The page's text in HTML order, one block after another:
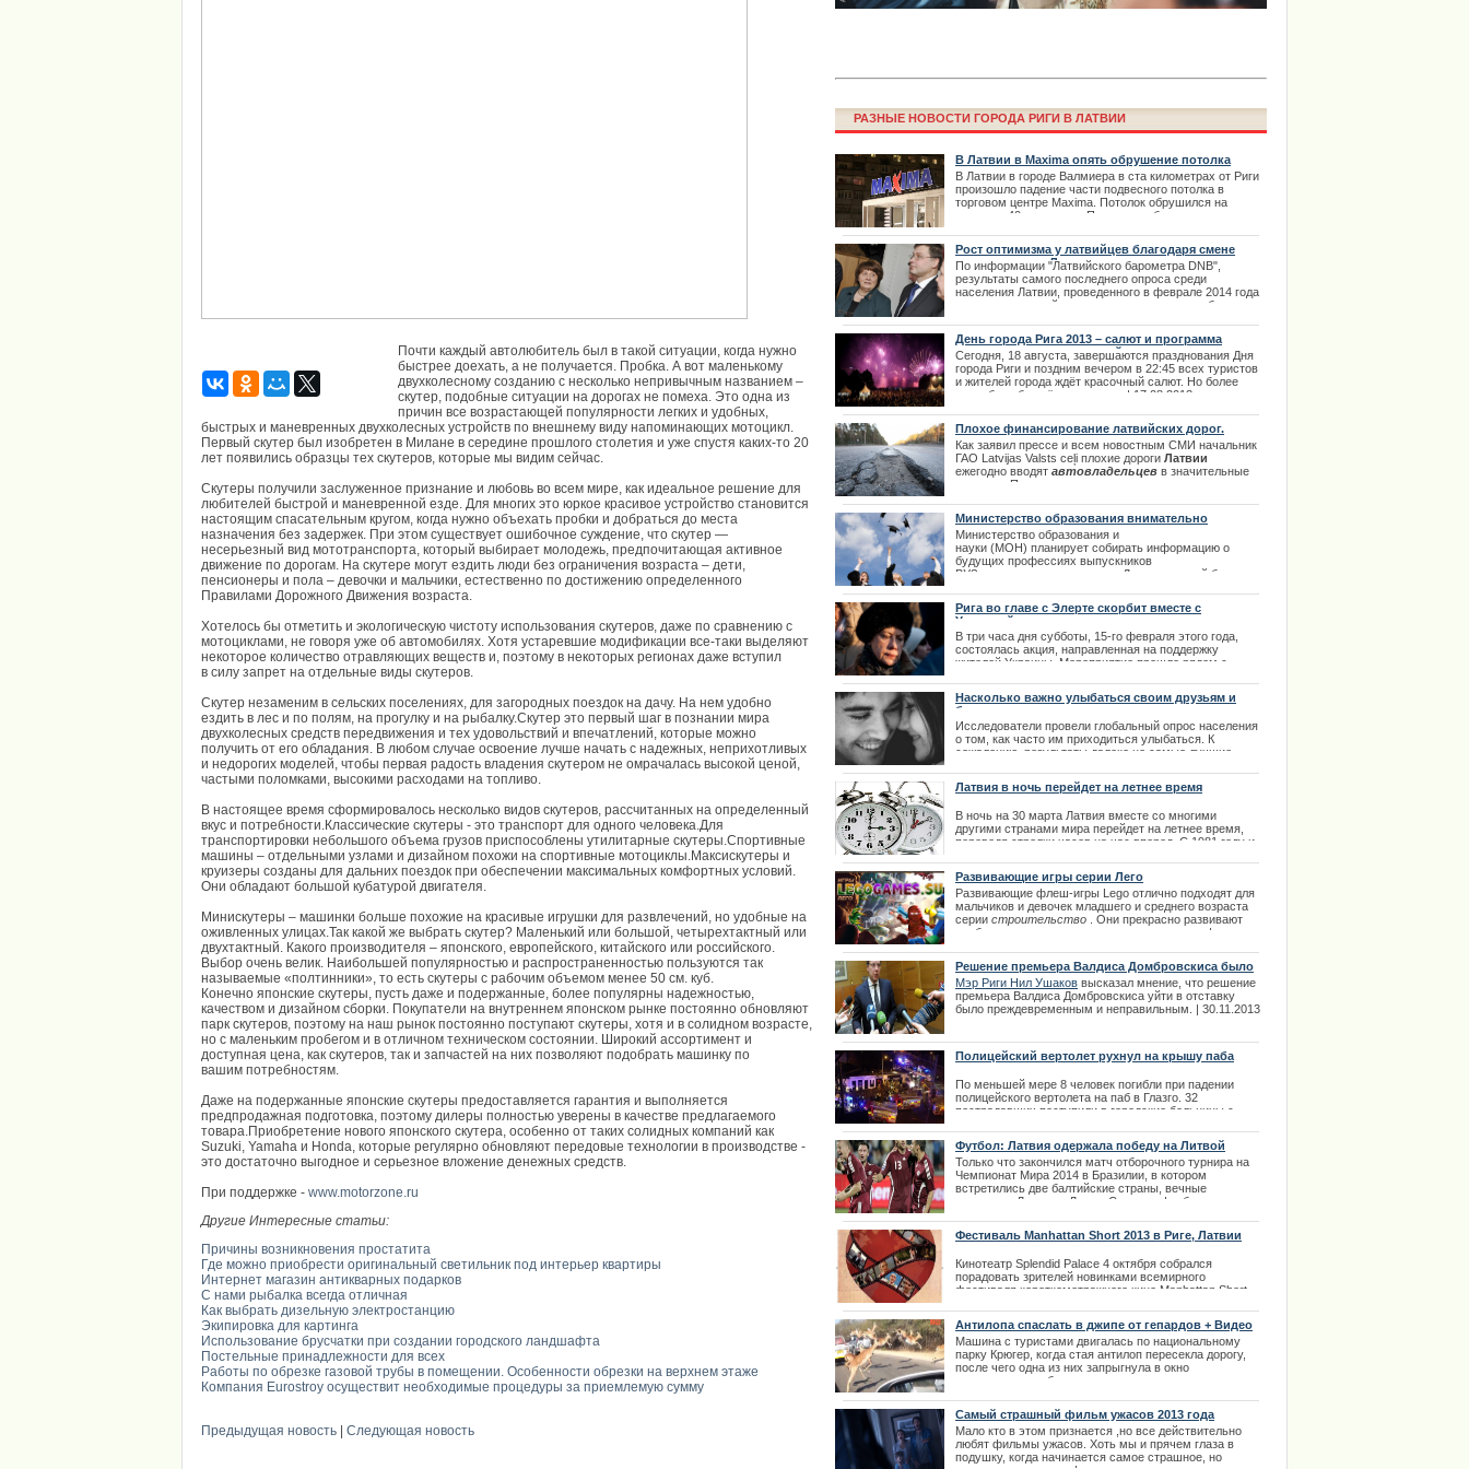
Почти каждый автолюбитель был в такой ситуации, когда нужно
быстрее доехать, а не получается. Пробка. А вот маленькому
двухколесному созданию с несколько непривычным названием –
скутер, подобные ситуации на дорогах не помеха. Это одна из
причин все возрастающей популярности легких и удобных,
быстрых и маневренных двухколесных устройств по внешнему виду напоминающих мотоцикл.
Первый скутер был изобретен в Милане в середине прошлого столетия и уже спустя каких-то 20
лет появились образцы тех скутеров, которые мы видим сейчас.
Скутеры получили заслуженное признание и любовь во всем мире, как идеальное решение для
любителей быстрой и маневренной езде. Для многих это юркое красивое устройство становится
настоящим спасательным кругом, когда нужно объехать пробки и добраться до места
назначения без задержек. При этом существует ошибочное суждение, что скутер —
несерьезный вид мототранспорта, который выбирает молодежь, предпочитающая активное
движение по дорогам. На скутере могут ездить люди без ограничения возраста – дети,
пенсионеры и пола – девочки и мальчики, естественно по достижению определенного
Правилами Дорожного Движения возраста.
Хотелось бы отметить и экологическую чистоту использования скутеров, даже по сравнению с
мотоциклами, не говоря уже об автомобилях. Хотя устаревшие модификации все-таки выделяют
некоторое количество отравляющих веществ и, поэтому в некоторых регионах даже вступил
в силу запрет на отдельные виды скутеров.
Скутер незаменим в сельских поселениях, для загородных поездок на дачу. На нем удобно
ездить в лес и по полям, на прогулку и на рыбалку.Скутер это первый шаг в познании мира
двухколесных средств передвижения и тех удовольствий и впечатлений, которые можно
получить от его обладания. В любом случае освоение лучше начать с надежных, неприхотливых
и недорогих моделей, чтобы первая радость владения скутером не омрачалась высокой ценой,
частыми поломками, высокими расходами на топливо.
В настоящее время сформировалось несколько видов скутеров, рассчитанных на определенный
вкус и потребности.Классические скутеры - это транспорт для одного человека.Для
транспортировки небольшого объема грузов приспособлены утилитарные скутеры.Спортивные
машины – отдельными узлами и дизайном похожи на спортивные мотоциклы.Максискутеры и
круизеры созданы для дальних поездок при обеспечении максимальных комфортных условий.
Они обладают большой кубатурой двигателя.
Минискутеры – машинки больше похожие на красивые игрушки для развлечений, но удобные на
оживленных улицах.Так какой же выбрать скутер? Маленький или большой, четырехтактный или
двухтактный. Какого производителя – японского, европейского, китайского или российского.
Выбор очень велик. Наибольшей популярностью и распространенностью пользуются так
называемые «полтинники», то есть скутеры с рабочим объемом менее 50 см. куб.
Конечно японские скутеры, пусть даже и подержанные, более популярны надежностью,
качеством и дизайном сборки. Покупатели на внутреннем японском рынке постоянно обновляют
парк скутеров, поэтому на наш рынок постоянно поступают скутеры, хотя и в солидном возрасте,
но с маленьким пробегом и в отличном техническом состоянии. Широкий ассортимент и
доступная цена, как скутеров, так и запчастей на них позволяют подобрать машинку по
вашим потребностям.
Даже на подержанные японские скутеры предоставляется гарантия и выполняется
предпродажная подготовка, поэтому дилеры полностью уверены в качестве предлагаемого
товара.Приобретение нового японского скутера, особенно от таких солидных компаний как
Suzuki, Yamaha и Honda, которые регулярно обновляют передовые технологии в производстве -
это достаточно выгодное и серьезное вложение денежных средств.
При поддержке - www.motorzone.ru
Другие Интересные статьи:
Причины возникновения простатита
Где можно приобрести оригинальный светильник под интерьер квартиры
Интернет магазин антикварных подарков
С нами рыбалка всегда отличная
Как выбрать дизельную электростанцию
Экипировка для картинга
Использование брусчатки при создании городского ландшафта
Постельные принадлежности для всех
Работы по обрезке газовой трубы в помещении. Особенности обрезки на верхнем этаже
Компания Eurostroy осуществит необходимые процедуры за приемлемую сумму
Предыдущая новость Следующая новость
Фестиваль Laima Rendezvous Jūrmala будет
перенесен
Как получить права в Риге с автошколой
Престо
Лайма Вайкуле обратилась к поклонникам
фестиваля Laima Rendezvous Jūrmala
Бюро вакцинации извинилось за нарушение
очереди
РАЗНЫЕ НОВОСТИ ГОРОДА РИГИ В ЛАТВИИ
В Латвии в Maxima опять обрушение потолка
В Латвии в городе Валмиера в ста километрах от Риги
произошло падение части подвесного потолка в
торговом центре Maxima. Потолок обрушился на
площади 40 кв.метров. Пресс-служба
(ГПСС) республики заявила, что жертв и получивших
травмы нет. | 16.01.2014
Рост оптимизма у латвийцев благодаря смене
правительства Латвии
По информации "Латвийского барометра DNB",
результаты самого последнего опроса среди
населения Латвии, проведенного в феврале 2014 года
в связи со сменой правительства, являются более,
28.02.2014
День города Рига 2013 – салют и программа
мероприятия на последний день
Сегодня 18 августа завершаются празднования Дня
города Риги и поздним вечером в 22:45 всех туристов
и жителей города ждёт красочный салют. Но более
подробно
обо всём . | 17.08.2013
Плохое финансирование латвийских дорог.
Как заявил прессе и всем новостным СМИ начальник
ГАО Latvijas Valsts ceļi плохие дороги Латвии
ежегодно вводят автовладельцев в значительные
расходы. По определенным расчетам эта сумма
работы правительство выделяет очень мало
финансов. Далее в полном обзоре. | 19.04.2014
Министерство образования внимательно
отследит доходы студентов-выпускников
Министерство образования и
науки (МОН) планирует собирать информацию о
будущих профессиях выпускников
ВУЗов и их уровнях доходов. Для этих целей будет
| 07.04.2014
Рига во главе с Элерте скорбит вместе с
Украиной
В три часа дня субботы, 15-го февраля этого года,
состоялась акция, направленная на поддержку
жителей Украины. Мероприятие прошло рядом с
| 14.02.2014
Насколько важно улыбаться своим друзьям и
близким
Исследователи провели глобальный опрос населения
о том, как часто им приходиться улыбаться. К
сожалению, результаты далеко не самые лучшие.
| 12.05.2013
Латвия в ночь перейдет на летнее время
В ночь на 30 марта Латвия вместе со многими
другими странами мира перейдет на летнее время,
переведя стрелки часов на час вперед. С 1981 году и
конкретная дата перевода стрелок была назначена в
1981 году.
| 28.03.2014
Развивающие игры серии Лего
Развивающие флеш-игры Lego отлично подходят для
мальчиков и девочек младшего и среднего возраста
серии строительство . Они прекрасно развивают
воображение, креативность и размышление. |
Решение премьера Валдиса Домбровскиса было
неправильным.
Мэр Риги Нил Ушаков высказал мнение, что решение
премьера Валдиса Домбровскиса уйти в отставку
было преждевременным и неправильным. | 30.11.2013
Полицейский вертолет рухнул на крышу паба
По меньшей мере 8 человек погибли при падении
полицейского вертолета на паб в Глазго. 32
пострадавших поступили в городские больницы с
| 29.11.2013
Футбол: Латвия одержала победу на Литвой
Только что закончился матч отборочного турнира на
Чемпионат Мира 2014 в Бразилии, в котором
встретились две балтийские страны, вечные
соперники Латвия и Литва. Сегодня, футбольная
Фестиваль Manhattan Short 2013 в Риге, Латвии
Кинотеатр Splendid Palace 4 октября собрался
порадовать зрителей новинками всемирного
фестиваля короткометражного кино Manhattan Short
| 03.10.2013
Aнтилопа спаслать в джипе от гепардов + Видео
Машина с туристами двигалась по национальному
парку Крюгер, когда стая антилоп пересекла дорогу,
после чего одна из них запрыгнула в окно
внедорожника, обескуражив преследовавшего ее
Самый страшный фильм ужасов 2013 года
Мало кто в этом признается ,но все действительно
любят фильмы ужасов. Хоть мы и прячем глаза в
подушку, когда начинается самое страшное, но